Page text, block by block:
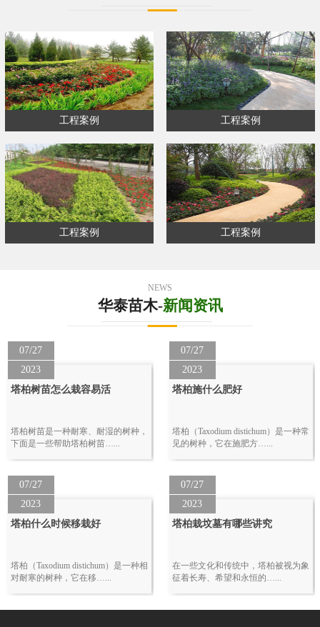
工程案例 工程案例
工程案例 工程案例
NEWS
华泰苗木-新闻资讯
07/27
2023
塔柏树苗怎么栽容易活
塔柏树苗是一种耐寒、耐湿的树种，
下面是一些帮助塔柏树苗…...
07/27
2023
塔柏施什么肥好
塔柏（Taxodium distichum）是一种常
见的树种，它在施肥方…...
07/27
2023
塔柏什么时候移栽好
塔柏（Taxodium distichum）是一种相
对耐寒的树种，它在移…...
07/27
2023
塔柏栽坟墓有哪些讲究
在一些文化和传统中，塔柏被视为象
征着长寿、希望和永恒的…...